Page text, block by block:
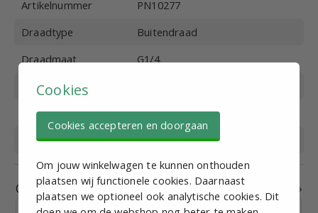
Artikelnummer
PN10277
Draadtype
Buitendraad
Draadmaat
G1/4
Materiaal
Werkdruk (bar)
0-10
Medium
Perslucht
Gerelateerde producten
Cookies
Cookies accepteren en doorgaan
Om jouw winkelwagen te kunnen onthouden
plaatsen wij functionele cookies. Daarnaast
plaatsen we optioneel ook analytische cookies. Dit